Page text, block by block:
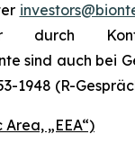
sind auch bei
1948 (R-
„EEA“)